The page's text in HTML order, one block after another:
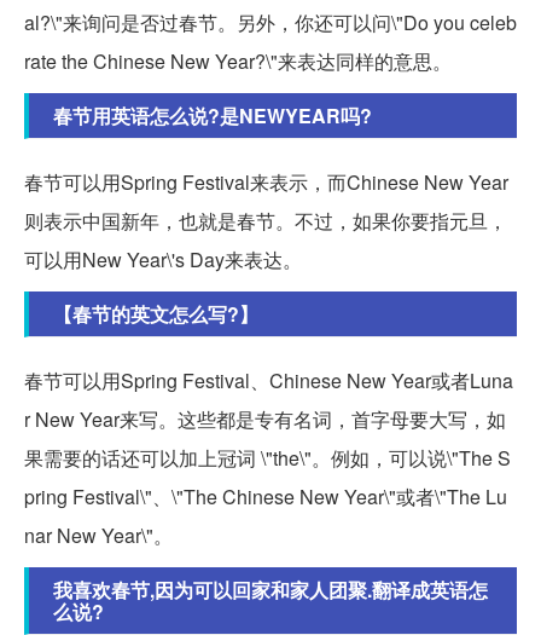
al?\"来询问是否过春节。另外，你还可以问\"Do you celeb
rate the Chinese New Year?\"来表达同样的意思。
春节用英语怎么说?是NEWYEAR吗?
春节可以用Spring Festival来表示，而Chinese New Year
则表示中国新年，也就是春节。不过，如果你要指元旦，
可以用New Year\'s Day来表达。
【春节的英文怎么写?】
春节可以用Spring Festival、Chinese New Year或者Luna
r New Year来写。这些都是专有名词，首字母要大写，如
果需要的话还可以加上冠词 \"the\"。例如，可以说\"The S
pring Festival\"、\"The Chinese New Year\"或者\"The Lu
nar New Year\"。
我喜欢春节,因为可以回家和家人团聚.翻译成英语怎
么说?